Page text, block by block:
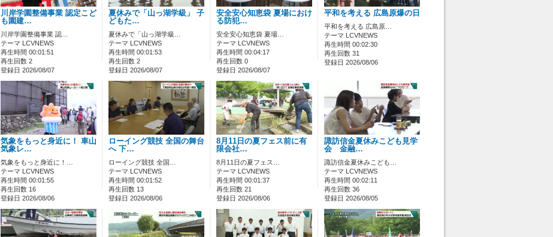
川岸学園整備事業 認定こど
も園建…
川岸学園整備事業 認…
テーマ LCVNEWS
再生時間 00:01:51
再生回数 2
登録日 2026/08/07
夏休みで「山っ湖学級」 子
どもた…
夏休みで「山っ湖学級…
テーマ LCVNEWS
再生時間 00:01:53
再生回数 2
登録日 2026/08/07
安全安心知恵袋 夏場におけ
る防犯…
安全安心知恵袋 夏場…
テーマ LCVNEWS
再生時間 00:04:17
再生回数 0
登録日 2026/08/07
平和を考える 広島原爆の日
平和を考える 広島原…
テーマ LCVNEWS
再生時間 00:02:30
再生回数 31
登録日 2026/08/06
気象をもっと身近に！ 車山
気象レ…
気象をもっと身近に！…
テーマ LCVNEWS
再生時間 00:01:55
再生回数 16
登録日 2026/08/06
ローイング競技 全国の舞台
へ 下…
ローイング競技 全国…
テーマ LCVNEWS
再生時間 00:01:52
再生回数 13
登録日 2026/08/06
8月11日の夏フェス前に有
限会社…
8月11日の夏フェス…
テーマ LCVNEWS
再生時間 00:01:37
再生回数 21
登録日 2026/08/06
諏訪信金夏休みこども見学
会 金融…
諏訪信金夏休みこども…
テーマ LCVNEWS
再生時間 00:02:11
再生回数 36
登録日 2026/08/05